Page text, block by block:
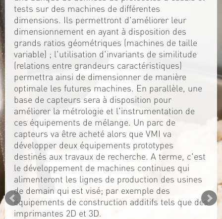
tests sur des machines de différentes
dimensions. Ils permettront d'améliorer leur
dimensionnement en ayant à disposition des
grands ratios géométriques (machines de taille
variable) ; l'utilisation d'invariants de similitude
(relations entre grandeurs caractéristiques)
permettra ainsi de dimensionner de manière
optimale les futures machines. En parallèle, une
base de capteurs sera à disposition pour
améliorer la métrologie et l'instrumentation de
ces équipements de mélange. Un parc de
capteurs va être acheté alors que VMI va
développer deux équipements prototypes
destinés aux travaux de recherche. A terme, c'est
le développement de machines continues qui
alimenteront les lignes de production des usines
de demain qui est visé; par exemple des
équipements de construction additifs tels que des
imprimantes 2D et 3D.